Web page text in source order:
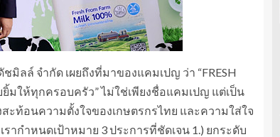
ลล์ จำกัด เผยถึงที่มาของแคมเปญ ว่า “FRESH
มให้ทุกครอบครัว” ไม่ใช่เพียงชื่อแคมเปญ แต่เป็น
ท้อนความตั้งใจของเกษตรกรไทย และความใส่ใจ
กำหนดเป้าหมาย 3 ประการที่ชัดเจน 1.) ยกระดับ